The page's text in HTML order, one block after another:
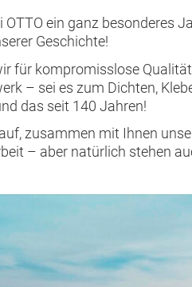
OTTO ein ganz besonderes
Geschichte!
für kompromisslose
– sei es zum Dichten,
das seit 140 Jahren!
zusammen mit Ihnen
– aber natürlich stehen